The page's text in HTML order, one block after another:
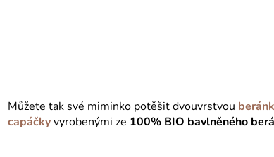
Můžete tak své miminko potěšit dvouvrstvou
capáčkyvyrobenými ze 100% BIO bavlněného